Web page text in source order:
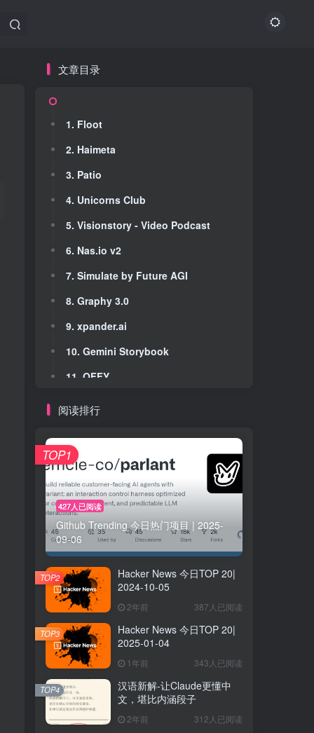
文章目录
1. Floot
2. Haimeta
3. Patio
4. Unicorns Club
5. Visionstory - Video Podcast
6. Nas.io v2
7. Simulate by Future AGI
8. Graphy 3.0
9. xpander.ai
10. Gemini Storybook
11. OFFY
12. Roomsy
14. Kreatli
15. Melder - AI for Excel
16. GPT-5
17. Athena
18. RapidNative
19. Ductts
20. Transync AI
文章目录
1. Floot
2. Haimeta
3. Patio
4. Unicorns Club
5. Visionstory - Video Podcast
6. Nas.io v2
7. Simulate by Future AGI
8. Graphy 3.0
9. xpander.ai
10. Gemini Storybook
11. OFFY
12. Roomsy
14. Kreatli
15. Melder - AI for Excel
16. GPT-5
17. Athena
18. RapidNative
19. Ductts
20. Transync AI
阅读排行
427人已阅读
Github Trending 今日热门项目 | 2025-
09-06
TOP1
Hacker News 今日TOP 20|
2024-10-05
2年前 387人已阅读
TOP2
Hacker News 今日TOP 20|
2025-01-04
1年前 343人已阅读
TOP3
汉语新解-让Claude更懂中
文，堪比内涵段子
2年前 312人已阅读
TOP4